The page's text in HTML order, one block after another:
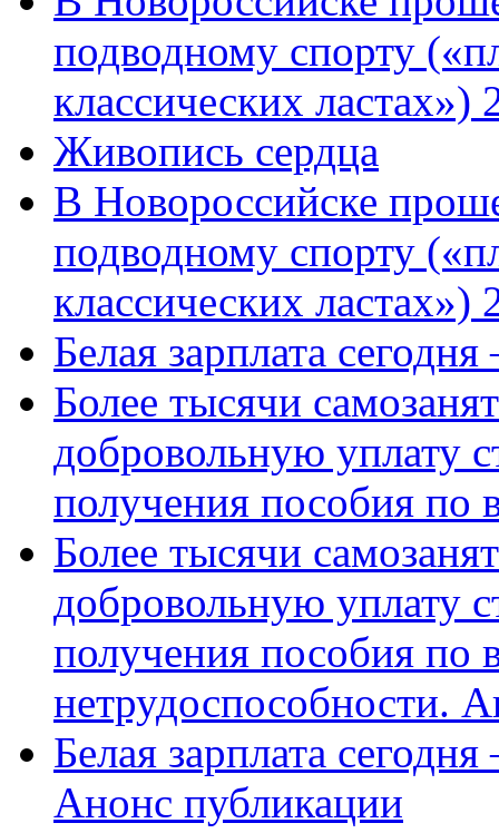
подводному спорту
классических
Живопись сердца
В Новороссийске
подводному спорту
классических ластах»)
Белая зарплата
Более тысячи
добровольную уплату
получения пособия по
Более тысячи
добровольную уплату
получения пособия по
нетрудоспособности.
Белая зарплата
Анонс публикации